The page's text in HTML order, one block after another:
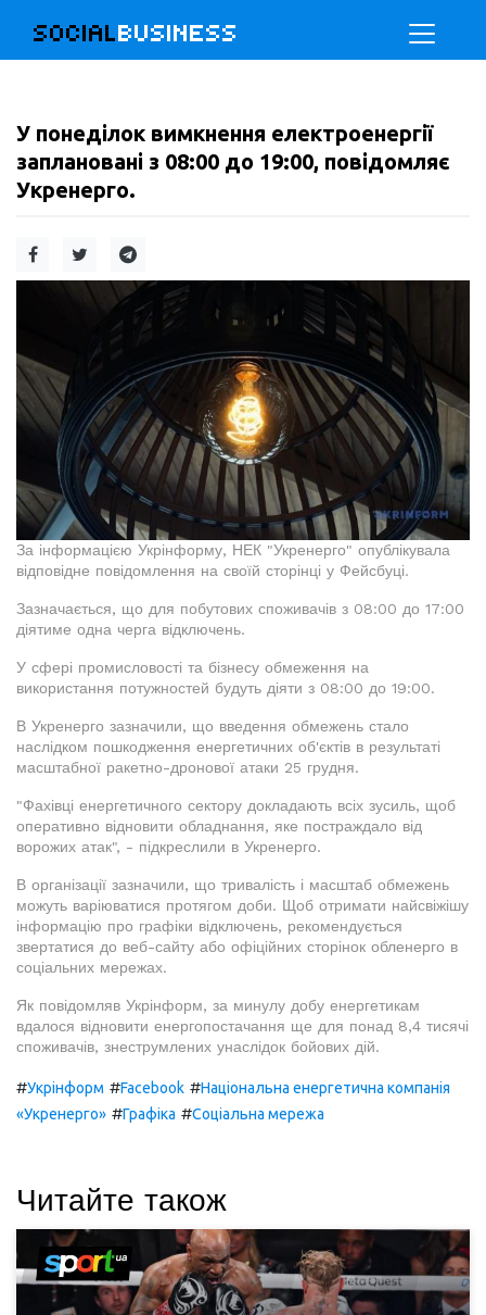
SOCIALBUSINESS
У понеділок вимкнення електроенергії
заплановані з 08:00 до 19:00, повідомляє
Укренерго.
За інформацією Укрінформу, НЕК "Укренерго" опублікувала
відповідне повідомлення на своїй сторінці у Фейсбуці.
Зазначається, що для побутових споживачів з 08:00 до 17:00
діятиме одна черга відключень.
У сфері промисловості та бізнесу обмеження на
використання потужностей будуть діяти з 08:00 до 19:00.
В Укренерго зазначили, що введення обмежень стало
наслідком пошкодження енергетичних об'єктів в результаті
масштабної ракетно-дронової атаки 25 грудня.
"Фахівці енергетичного сектору докладають всіх зусиль, щоб
оперативно відновити обладнання, яке постраждало від
ворожих атак", - підкреслили в Укренерго.
В організації зазначили, що тривалість і масштаб обмежень
можуть варіюватися протягом доби. Щоб отримати найсвіжішу
інформацію про графіки відключень, рекомендується
звертатися до веб-сайту або офіційних сторінок обленерго в
соціальних мережах.
Як повідомляв Укрінформ, за минулу добу енергетикам
вдалося відновити енергопостачання ще для понад 8,4 тисячі
споживачів, знеструмлених унаслідок бойових дій.
#Укрінформ #Facebook #Національна енергетична компанія
«Укренерго» #Графіка #Соціальна мережа
Читайте також